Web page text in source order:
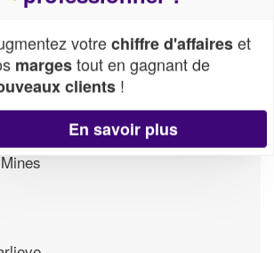
Mons
votrechiffre d'affaireset
margestout en gagnant de
clients !
En savoir plus